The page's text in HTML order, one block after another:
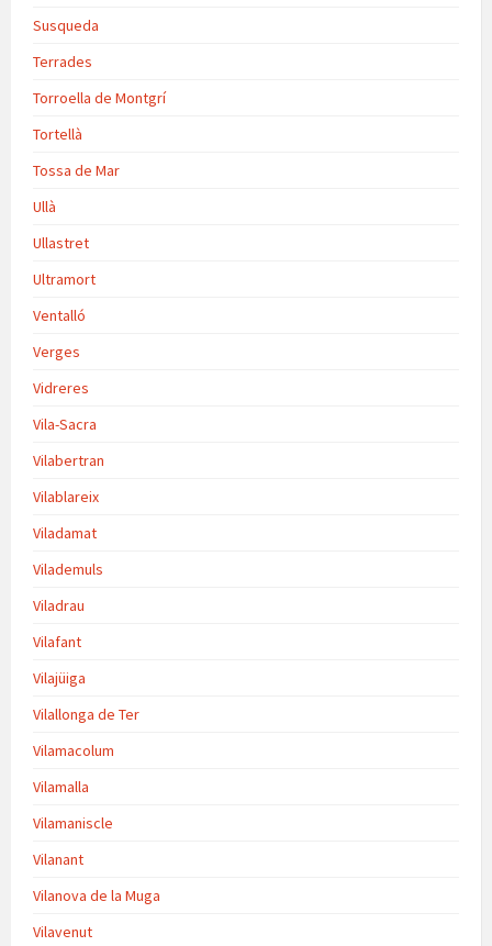
Susqueda
Terrades
Torroella de Montgrí
Tortellà
Tossa de Mar
Ullà
Ullastret
Ultramort
Ventalló
Verges
Vidreres
Vila-Sacra
Vilabertran
Vilablareix
Viladamat
Vilademuls
Viladrau
Vilafant
Vilajüiga
Vilallonga de Ter
Vilamacolum
Vilamalla
Vilamaniscle
Vilanant
Vilanova de la Muga
Vilavenut